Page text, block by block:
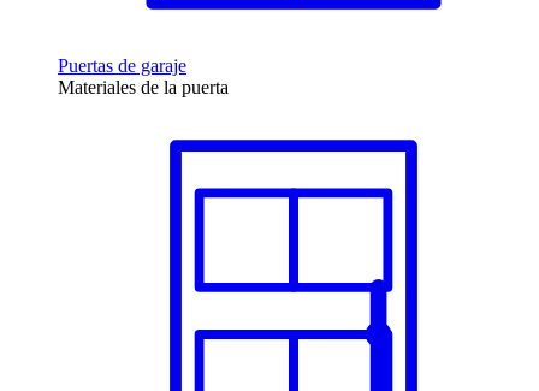
Puertas de garaje
Materiales de la puerta